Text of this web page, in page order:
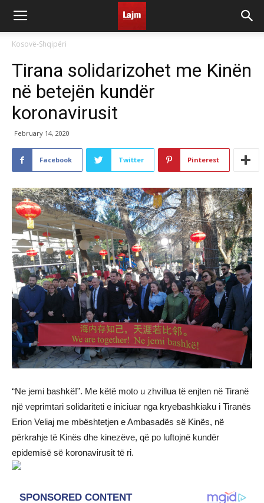
Kosovë-Shqipëri
Tirana solidarizohet me Kinën
në betejën kundër
koronavirusit
February 14, 2020
Facebook Twitter Pinterest
“Ne jemi bashkë!”. Me këtë moto u zhvillua të enjten në Tiranë
një veprimtari solidariteti e iniciuar nga kryebashkiaku i Tiranës
Erion Veliaj me mbështetjen e Ambasadës së Kinës, në
përkrahje të Kinës dhe kinezëve, që po luftojnë kundër
epidemisë së koronavirusit të ri.